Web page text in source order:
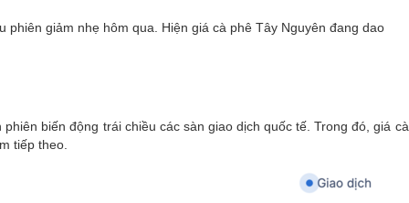
giảm nhẹ hôm qua. Hiện giá cà phê Tây Nguyên đang dao
biến động trái chiều các sàn giao dịch quốc tế. Trong đó, giá cà
tiếp theo.